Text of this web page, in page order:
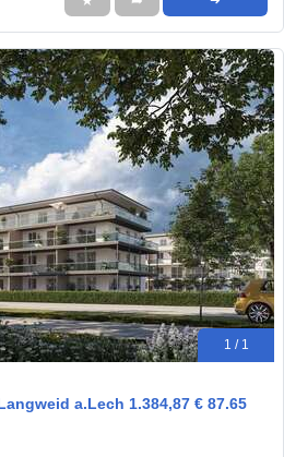
1 / 1
a.Lech 1.384,87 € 87.65